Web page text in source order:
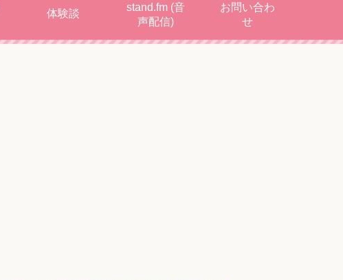
体験談
stand.fm (音
声配信)
お問い合わ
せ